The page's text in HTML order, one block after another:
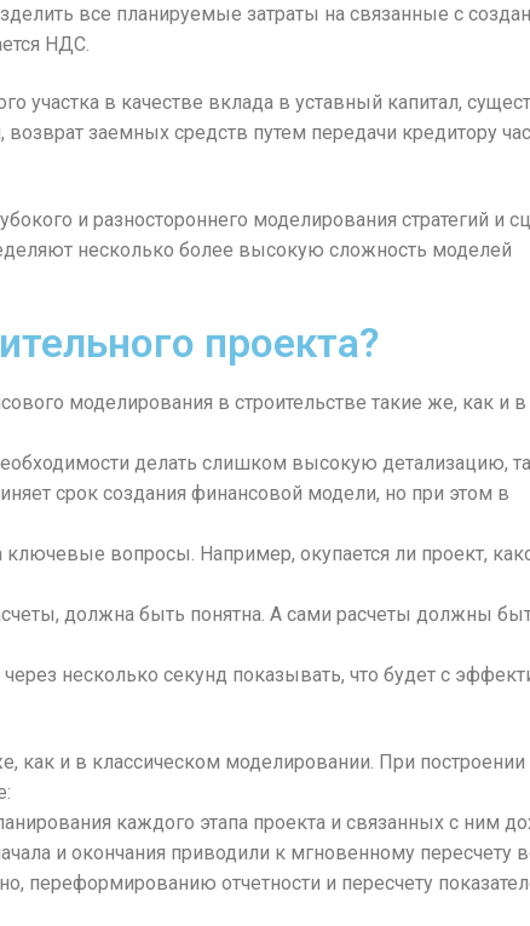
все планируемые затраты на связанные с
НДС.
участка в качестве вклада в уставный капитал,
заемных средств путем передачи кредитору
и разностороннего моделирования стратегий и
несколько более высокую сложность моделей
проекта?
моделирования в строительстве такие же, как и
делать слишком высокую детализацию,
срок создания финансовой модели, но при этом в
вопросы. Например, окупается ли проект,
должна быть понятна. А сами расчеты должны
несколько секунд показывать, что будет с
как и в классическом моделировании. При
каждого этапа проекта и связанных с ним
и окончания приводили к мгновенному пересчету
переформированию отчетности и пересчету